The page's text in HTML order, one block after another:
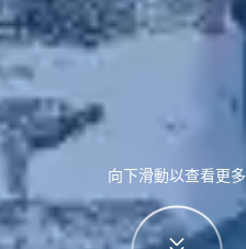
向下滑動以查看更多